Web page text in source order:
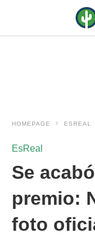
HOMEPAGE ESREAL
EsReal
Se
premio:
foto